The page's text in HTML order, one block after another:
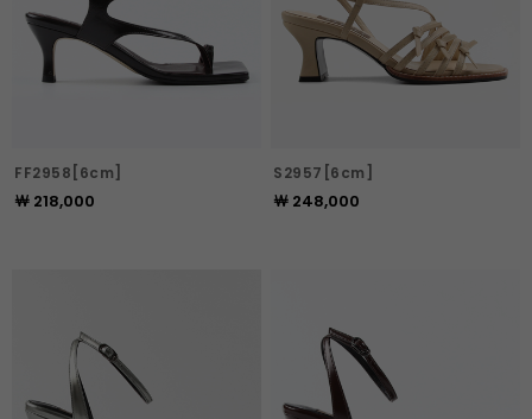
FF2958[6cm]
￦ 218,000
S2957[6cm]
￦ 248,000